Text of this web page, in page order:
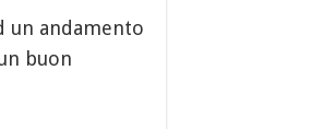
un andamento
buon